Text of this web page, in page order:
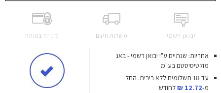
יבואן רשמי משלוח חינם קנייה בטוחה
אחריות: שנתיים ע"י יבואן רשמי - באג
מולטיסיסטם בע"מ
עד 18 תשלומים ללא ריבית.
החל
מ-12.72 ₪ לחודש.